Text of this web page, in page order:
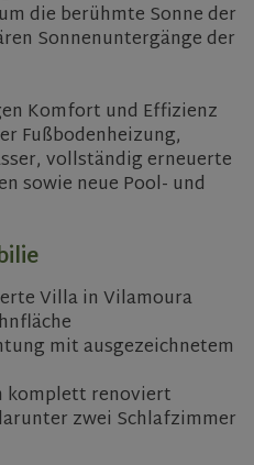
die berühmte Sonne der
Sonnenuntergänge der
Komfort und Effizienz
Fußbodenheizung,
vollständig erneuerte
sowie neue Pool- und
Villa in Vilamoura
mit ausgezeichnetem
komplett renoviert
zwei Schlafzimmer